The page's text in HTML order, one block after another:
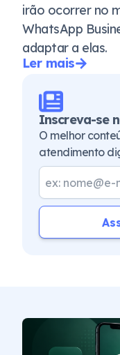
irão ocorrer no
WhatsApp
adaptar a elas.
Ler mais
Inscreva-se
O melhor
atendimento